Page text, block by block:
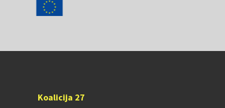
Koalicija 27